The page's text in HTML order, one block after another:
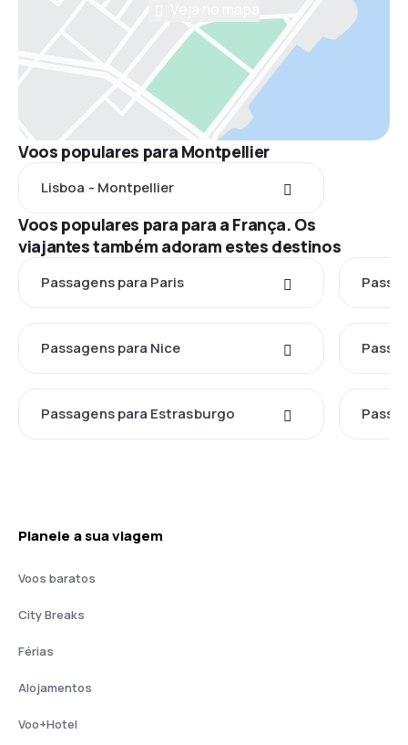
Voos populares para Montpellier
Lisboa - Montpellier
Voos populares para para a França. Os
viajantes também adoram estes destinos
Passagens para Paris
Passagens para Nice
Passagens para Estrasburgo
Planeie a sua viagem
Voos baratos
City Breaks
Férias
Alojamentos
Voo+Hotel